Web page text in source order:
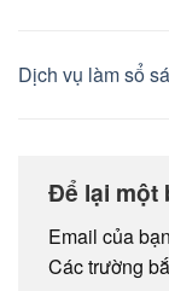
Dịch vụ làm sổ
Để lại một
Email của
Các trường